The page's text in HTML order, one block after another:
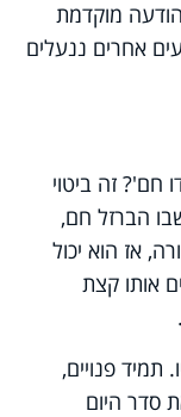
מוקדמת
אחרים ננעלים
חם'? זה ביטוי
הברזל חם,
אז הוא יכול
אותו קצת
תמיד פנויים,
סדר היום